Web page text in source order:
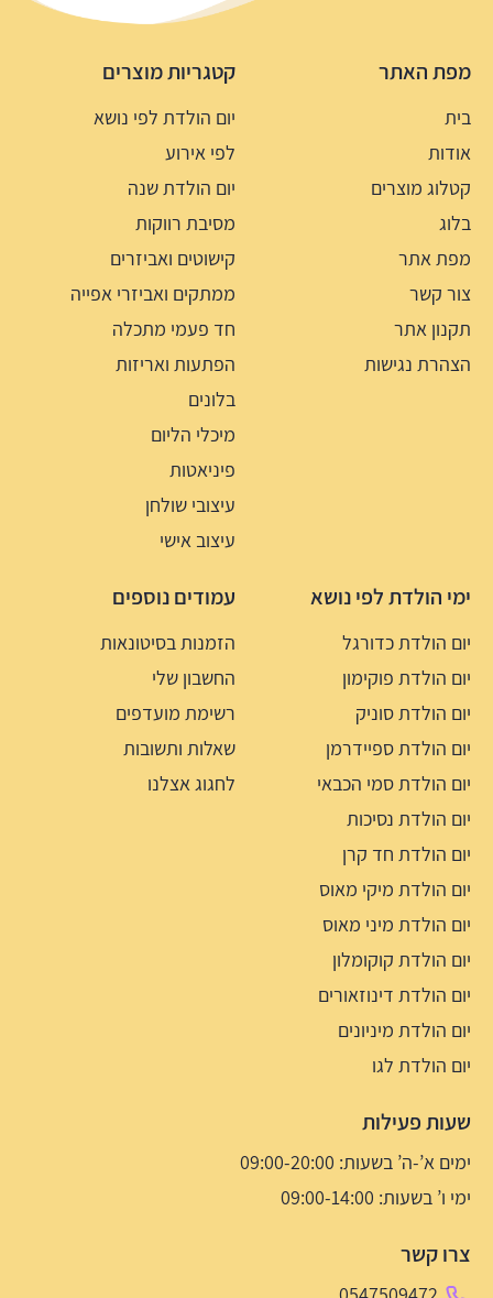
מפת האתר
בית
אודות
קטלוג מוצרים
בלוג
מפת אתר
צור קשר
תקנון אתר
הצהרת נגישות
קטגריות מוצרים
יום הולדת לפי נושא
לפי אירוע
יום הולדת שנה
מסיבת רווקות
קישוטים ואביזרים
ממתקים ואביזרי אפייה
חד פעמי מתכלה
הפתעות ואריזות
בלונים
מיכלי הליום
פיניאטות
עיצובי שולחן
עיצוב אישי
ימי הולדת לפי נושא
יום הולדת כדורגל
יום הולדת פוקימון
יום הולדת סוניק
יום הולדת ספיידרמן
יום הולדת סמי הכבאי
יום הולדת נסיכות
יום הולדת חד קרן
יום הולדת מיקי מאוס
יום הולדת מיני מאוס
יום הולדת קוקומלון
יום הולדת דינוזאורים
יום הולדת מיניונים
יום הולדת לגו
עמודים נוספים
הזמנות בסיטונאות
החשבון שלי
רשימת מועדפים
שאלות ותשובות
לחגוג אצלנו
שעות פעילות
ימים א’-ה’ בשעות: 09:00-20:00
ימי ו’ בשעות: 09:00-14:00
צרו קשר